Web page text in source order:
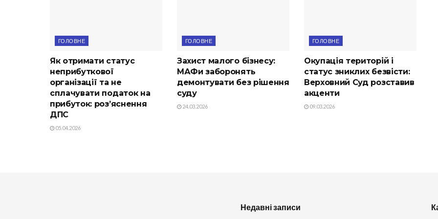
ГОЛОВНЕ
Як отримати статус
неприбуткової
організації та не
сплачувати податок на
прибуток: роз’яснення
ДПС
05.04.2026
ГОЛОВНЕ
Захист малого бізнесу:
МАФи заборонять
демонтувати без рішення
суду
24.03.2026
ГОЛОВНЕ
Окупація територій і
статус зниклих безвісти:
Верховний Суд розставив
акценти
09.03.2026
Недавні записи